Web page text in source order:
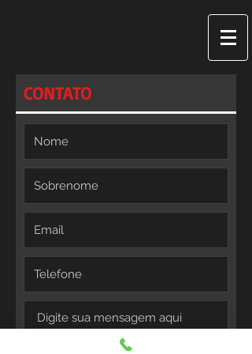
CONTATO